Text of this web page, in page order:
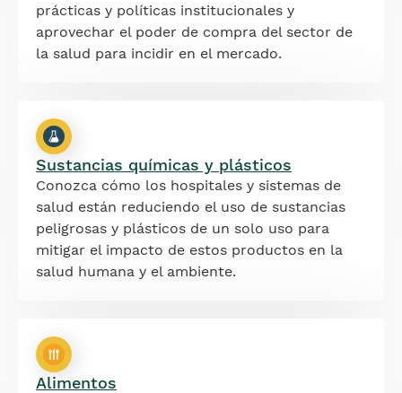
prácticas y políticas institucionales y
aprovechar el poder de compra del sector de
la salud para incidir en el mercado.
Sustancias químicas y plásticos
Conozca cómo los hospitales y sistemas de
salud están reduciendo el uso de sustancias
peligrosas y plásticos de un solo uso para
mitigar el impacto de estos productos en la
salud humana y el ambiente.
Alimentos